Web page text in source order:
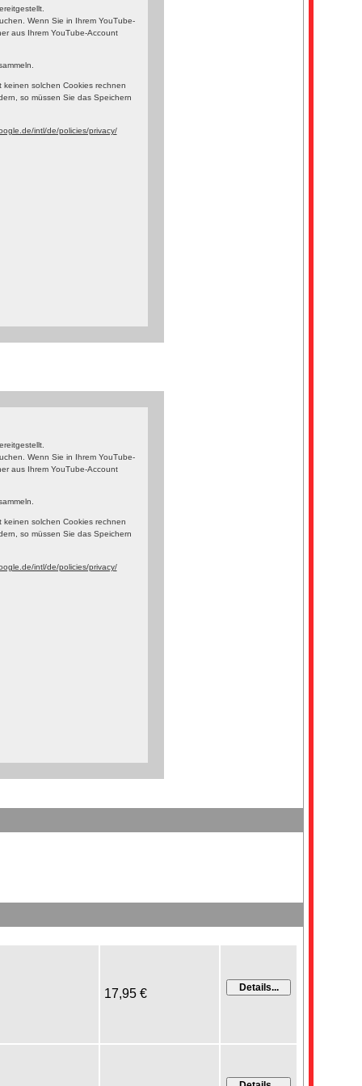
Wenn Sie in Ihrem YouTube-
aus Ihrem YouTube-Account
keinen solchen Cookies rechnen
so müssen Sie das Speichern
intl/de/policies/privacy/
Wenn Sie in Ihrem YouTube-
aus Ihrem YouTube-Account
keinen solchen Cookies rechnen
so müssen Sie das Speichern
intl/de/policies/privacy/
17,95 €